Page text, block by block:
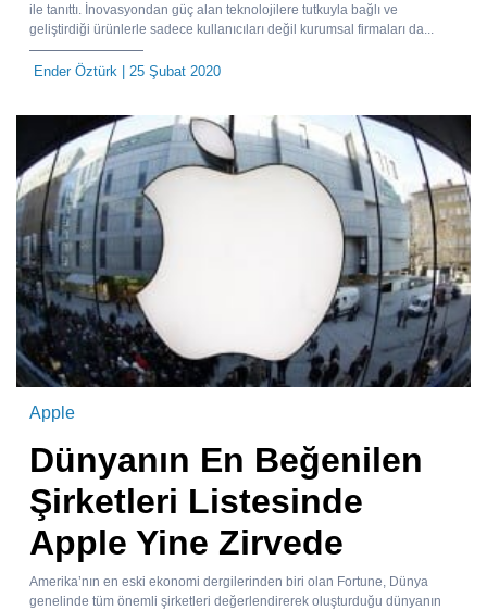
ile tanıttı. İnovasyondan güç alan teknolojilere tutkuyla bağlı ve
geliştirdiği ürünlerle sadece kullanıcıları değil kurumsal firmaları da...
Ender Öztürk | 25 Şubat 2020
Apple
Dünyanın En Beğenilen
Şirketleri Listesinde
Apple Yine Zirvede
Amerika’nın en eski ekonomi dergilerinden biri olan Fortune, Dünya
genelinde tüm önemli şirketleri değerlendirerek oluşturduğu dünyanın